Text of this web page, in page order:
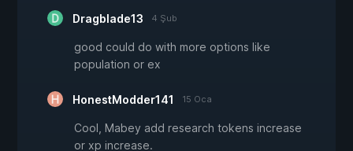
Dragblade13 4 Şub
good could do with more options like
population or ex
HonestModder141 15 Oca
Cool, Mabey add research tokens increase
or xp increase.